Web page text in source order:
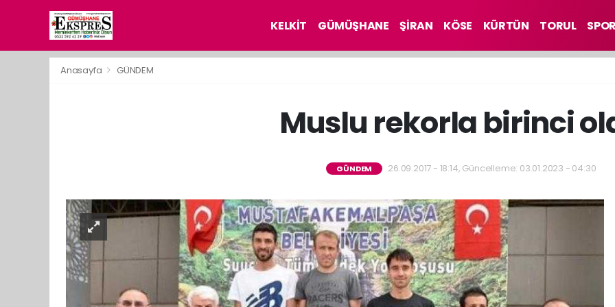
KELKİT GÜMÜŞHANE ŞİRAN KÖSE KÜRTÜN TORUL
Anasayfa GÜNDEM
Muslu rekorla birinci
GÜNDEM 26.09.2017 - 18:14, Güncelleme: 03.01.2023 - 04:30